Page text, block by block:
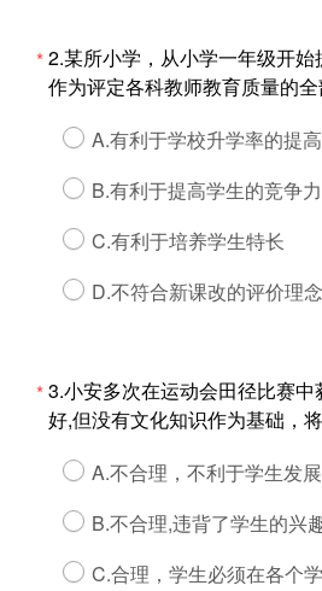
*2.某所小学，从小学一年级开
作为评定各科教师教育质量的全
A.有利于学校升学率的提高
B.有利于提高学生的竞争力
C.有利于培养学生特长
D.不符合新课改的评价理念
*3.小安多次在运动会田径比赛
好,但没有文化知识作为基础，
A.不合理，不利于学生发
B.不合理,违背了学生的兴
C.合理，学生必须在各个